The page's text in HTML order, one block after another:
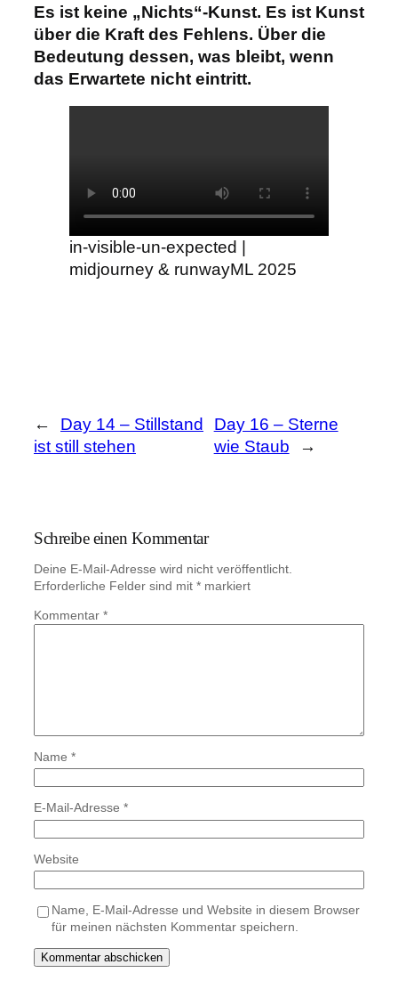
Es ist keine „Nichts“-Kunst. Es ist Kunst
über die Kraft des Fehlens. Über die
Bedeutung dessen, was bleibt, wenn
das Erwartete nicht eintritt.
in-visible-un-expected |
midjourney & runwayML 2025
←
Day 14 – Stillstand
ist still stehen
Day 16 – Sterne
wie Staub
→
Schreibe einen Kommentar
Deine E-Mail-Adresse wird nicht veröffentlicht.
Erforderliche Felder sind mit * markiert
Kommentar *
Name *
E-Mail-Adresse *
Website
Name, E-Mail-Adresse und Website in diesem Browser
für meinen nächsten Kommentar speichern.